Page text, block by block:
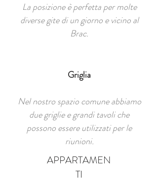
La posizione è perfetta per molte
diverse gite di un giorno e vicino al
Brac.
Griglia
Nel nostro spazio comune abbiamo
due griglie e grandi tavoli che
possono essere utilizzati per le
riunioni.
APPARTAMEN
TI